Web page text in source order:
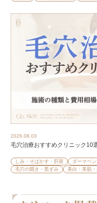
2026.08.03
毛穴治療おすすめクリニック10
しみ・そばかす・肝斑 ダーマペン
毛穴の開き・黒ずみ
美白・美肌